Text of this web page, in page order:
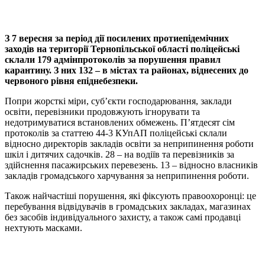
З 7 вересня за період дії посилених протиепідемічних
заходів на території Тернопільської області поліцейські
склали 179 адмінпротоколів за порушення правил
карантину. З них 132 – в містах та районах, віднесених до
червоного рівня епіднебезпеки.
Попри жорсткі міри, суб’єкти господарювання, заклади
освіти, перевізники продовжують ігнорувати та
недотримуватися встановлених обмежень. П’ятдесят сім
протоколів за статтею 44-3 КУпАП поліцейські склали
відносно директорів закладів освіти за неприпинення роботи
шкіл і дитячих садочків. 28 – на водіїв та перевізників за
здійснення пасажирських перевезень. 13 – відносно власників
закладів громадського харчування за неприпинення роботи.
Також найчастіші порушення, які фіксують правоохоронці: це
перебування відвідувачів в громадських закладах, магазинах
без засобів індивідуального захисту, а також самі продавці
нехтують масками.